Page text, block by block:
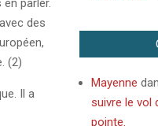
parler.
des
(2)
Il a
Mayenne
suivre le vol
pointe.